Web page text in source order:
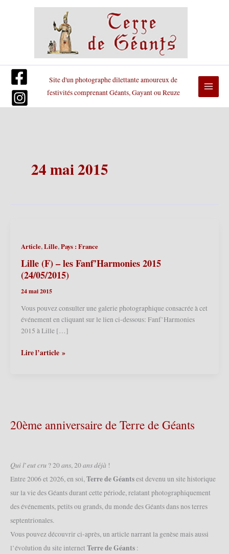
Site d'un photographe dilettante amoureux de
festivités comprenant Géants, Gayant ou Reuze
24 mai 2015
Article,Lille,Pays : France
Lille (F) – les Fanf’Harmonies 2015
(24/05/2015)
24 mai 2015
Vous pouvez consulter une galerie photographique consacrée à cet
événement en cliquant sur le lien ci-dessous: Fanf’Harmonies
2015 à Lille […]
Lille
(24/05/2015)
Lire l’article »
20ème anniversaire de Terre de Géants
𝑄𝑢𝑖 𝑙’𝑒𝑢𝑡 𝑐𝑟𝑢 ? 20 𝑎𝑛𝑠, 20 𝑎𝑛𝑠 𝑑𝑒́𝑗𝑎̀ !
Entre 2006 et 2026, en soi,Terre de Géantsest devenu un site historique
sur la vie des Géants durant cette période, relatant photographiquement
des événements, petits ou grands, du monde des Géants dans nos terres
septentrionales.
Vous pouvez découvrir ci-après, un article narrant la genèse mais aussi
l’évolution du site internet Terre de Géants :